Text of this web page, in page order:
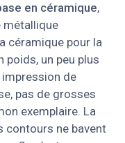
en céramique,
métallique
céramique pour la
poids, un peu plus
impression de
pas de grosses
exemplaire. La
contours ne bavent